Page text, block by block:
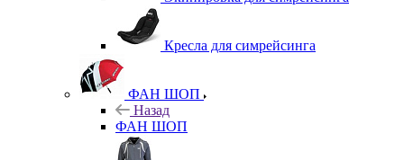
Кресла для симрейсинга
ФАН ШОП
Назад
ФАН ШОП